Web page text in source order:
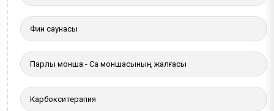
Фин саунасы
Парлы монша - Сақ моншасының жалғасы
Карбокситерапия